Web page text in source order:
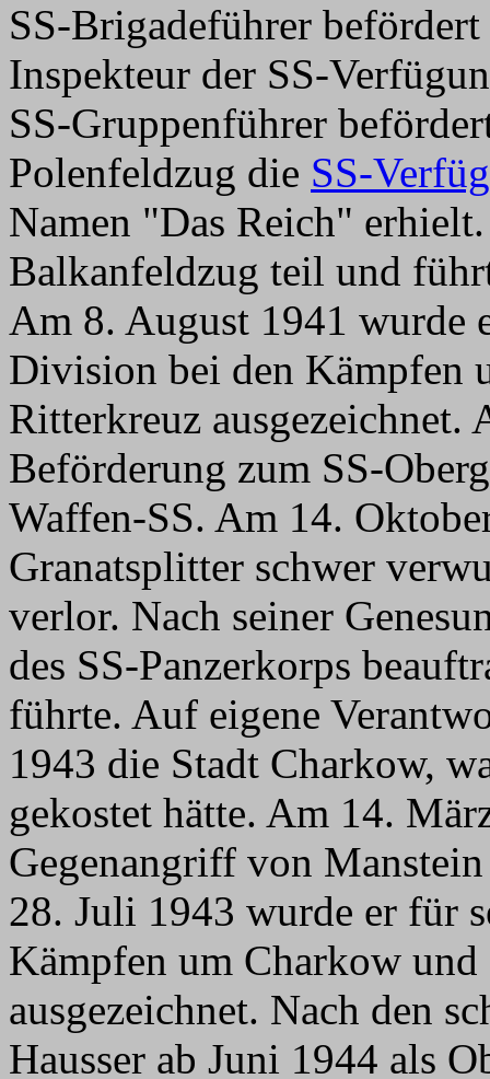
SS-Brigadeführer
Inspekteur der SS-
SS-Gruppenführer
Polenfeldzug die SS-
Namen "Das Reich"
Balkanfeldzug teil und
Am 8. August 1941 wurde
Division bei den Kämpfen
Ritterkreuz
Beförderung zum SS-
Waffen-SS. Am 14.
Granatsplitter schwer
verlor. Nach seiner
des SS-Panzerkorps
führte. Auf eigene
1943 die Stadt Charkow,
gekostet hätte. Am 14.
Gegenangriff von
28. Juli 1943 wurde er für
Kämpfen um Charkow
ausgezeichnet. Nach den
Hausser ab Juni 1944 als